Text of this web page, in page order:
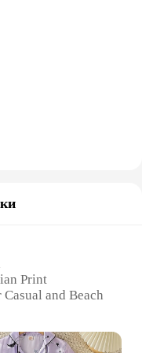
silhouette
Whether you're a
for a high-
use, the Alimens
have addition to
Print
and Beach
Fit with